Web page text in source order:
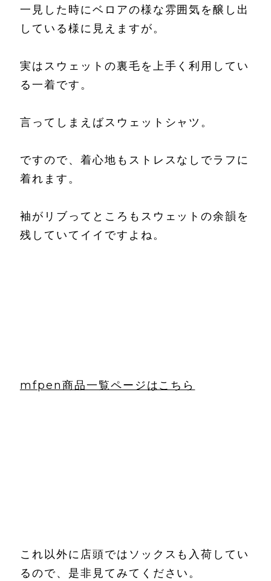
一見した時にベロアの様な雰囲気を醸し出
している様に見えますが。
実はスウェットの裏毛を上手く利用してい
る一着です。
言ってしまえばスウェットシャツ。
ですので、着心地もストレスなしでラフに
着れます。
袖がリブってところもスウェットの余韻を
残していてイイですよね。
mfpen商品一覧ページはこちら
これ以外に店頭ではソックスも入荷してい
るので、是非見てみてください。